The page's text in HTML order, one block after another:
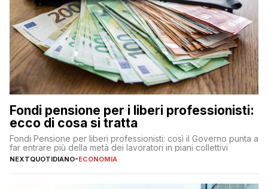
Fondi pensione per i liberi professionisti:
ecco di cosa si tratta
Fondi Pensione per liberi professionisti: così il Governo punta a
far entrare più della metà dei lavoratori in piani collettivi
NEXTQUOTIDIANO-ECONOMIA